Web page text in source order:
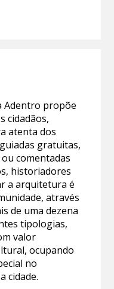
Adentro propõe
cidadãos,
atenta dos
gratuitas,
comentadas
historiadores
a arquitetura é
através
de uma dezena
tipologias,
valor
ocupando
no
cidade.